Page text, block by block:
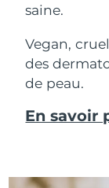
saine.
Vegan,
des
de peau.
En savoir